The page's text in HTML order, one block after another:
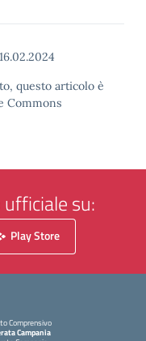
16.02.2024
questo articolo è
Commons
su:
Play Store
Comprensivo
Campania